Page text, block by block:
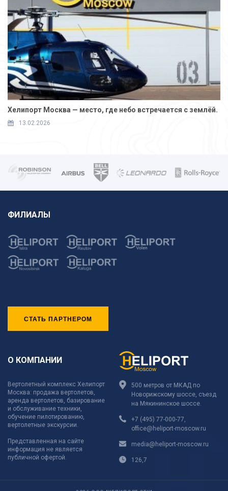
Хелипорт Москва — место, где небо встречается с землёй.
13.02.2026
ФИЛИАЛЫ
СТАТЬ ПАРТНЕРОМ
О КОМПАНИИ
Вертолетный комплекс Хелипорт
Москва: продажа вертолетов,
аренда вертолетов, базирование
и обслуживание техники,
обучение пилотированию,
вертолетные экскурсии.
Представленная на сайте
информация не является
публичной офертой.
500 метров от МКАД по
Новорижскому шоссе, съезд
на Мякининское шоссе.
+7 (495) 77-000-77
office@heliport-moscow.ru
media@heliport-moscow.ru
126,7